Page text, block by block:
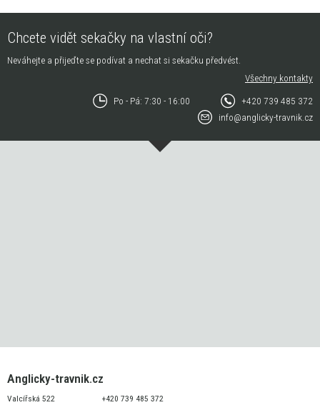
Chcete vidět sekačky na vlastní oči?
Neváhejte a přijeďte se podívat a nechat si sekačku předvést.
Všechny kontakty
Po - Pá: 7:30 - 16:00
+420 739 485 372
info@anglicky-travnik.cz
Anglicky-travnik.cz
Valcířská 522
+420 739 485 372